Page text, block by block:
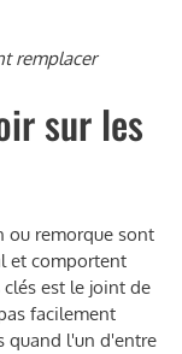
remplacer
sur les
ou remorque sont
et comportent
est le joint de
facilement
quand l'un d'entre